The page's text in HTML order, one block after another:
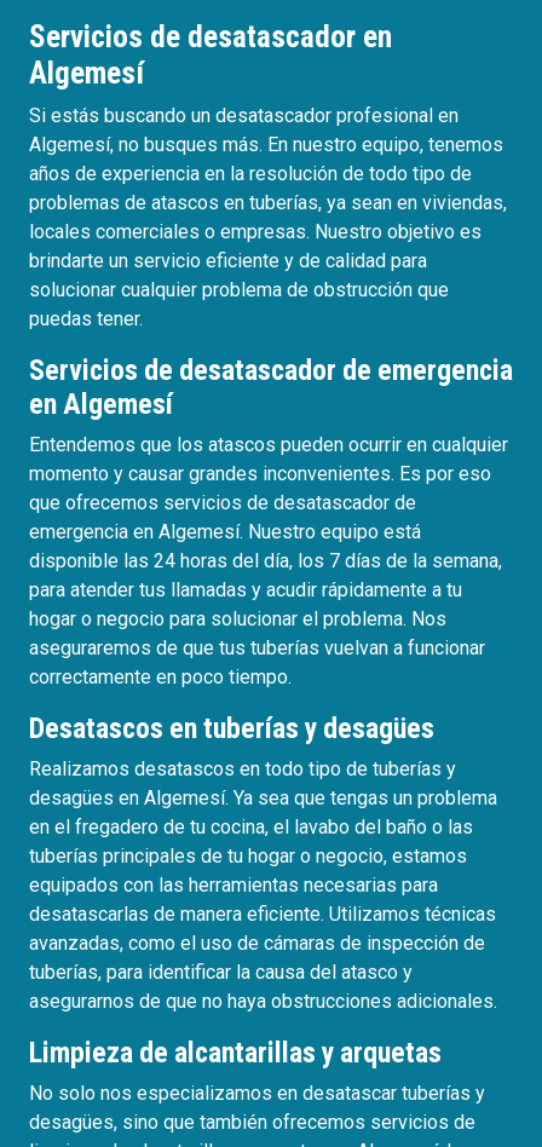
Servicios de desatascador en
Algemesí
Si estás buscando un desatascador profesional en
Algemesí, no busques más. En nuestro equipo, tenemos
años de experiencia en la resolución de todo tipo de
problemas de atascos en tuberías, ya sean en viviendas,
locales comerciales o empresas. Nuestro objetivo es
brindarte un servicio eficiente y de calidad para
solucionar cualquier problema de obstrucción que
puedas tener.
Servicios de desatascador de emergencia
en Algemesí
Entendemos que los atascos pueden ocurrir en cualquier
momento y causar grandes inconvenientes. Es por eso
que ofrecemos servicios de desatascador de
emergencia en Algemesí. Nuestro equipo está
disponible las 24 horas del día, los 7 días de la semana,
para atender tus llamadas y acudir rápidamente a tu
hogar o negocio para solucionar el problema. Nos
aseguraremos de que tus tuberías vuelvan a funcionar
correctamente en poco tiempo.
Desatascos en tuberías y desagües
Realizamos desatascos en todo tipo de tuberías y
desagües en Algemesí. Ya sea que tengas un problema
en el fregadero de tu cocina, el lavabo del baño o las
tuberías principales de tu hogar o negocio, estamos
equipados con las herramientas necesarias para
desatascarlas de manera eficiente. Utilizamos técnicas
avanzadas, como el uso de cámaras de inspección de
tuberías, para identificar la causa del atasco y
asegurarnos de que no haya obstrucciones adicionales.
Limpieza de alcantarillas y arquetas
No solo nos especializamos en desatascar tuberías y
desagües, sino que también ofrecemos servicios de